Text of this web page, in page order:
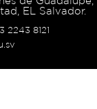
EL Salvador.
2243 8121